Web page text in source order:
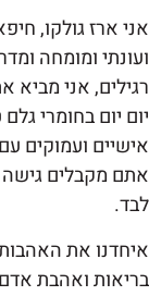
ארז גולקו,
ומומחה
אני מביא
יום בחומרי גלם
ועמוקים עם
מקבלים גישה
את האהבות
ואהבת אדם.